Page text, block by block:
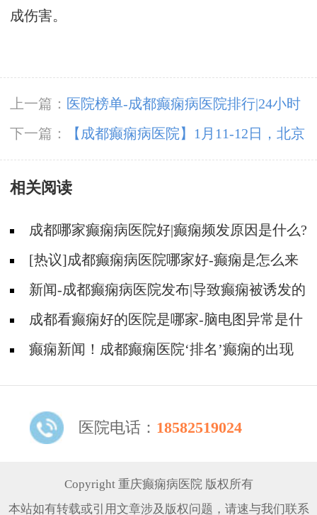
成伤害。
上一篇： 医院榜单-成都癫痫病医院排行|24小时
动态脑电图多少钱？
下一篇：
【成都癫痫病医院】1月11-12日，北京
三甲知名专家高伟博士亲临神康会诊，一站式解
决癫痫难题!
相关阅读
成都哪家癫痫病医院好|癫痫频发原因是什么?
[热议]成都癫痫病医院哪家好-癫痫是怎么来
的？新闻-成都癫痫病医院发布|导致癫痫被诱发的
原因有哪些？
成都看癫痫好的医院是哪家-脑电图异常是什
么原因?
癫痫新闻！成都癫痫医院‘排名’癫痫的出现
医院电话： 18582519024
Copyright 重庆癫痫病医院 版权所有
本站如有转载或引用文章涉及版权问题，请速与我们联系